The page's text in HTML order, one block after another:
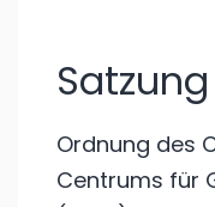
Satzung
Ordnung des
Centrums für